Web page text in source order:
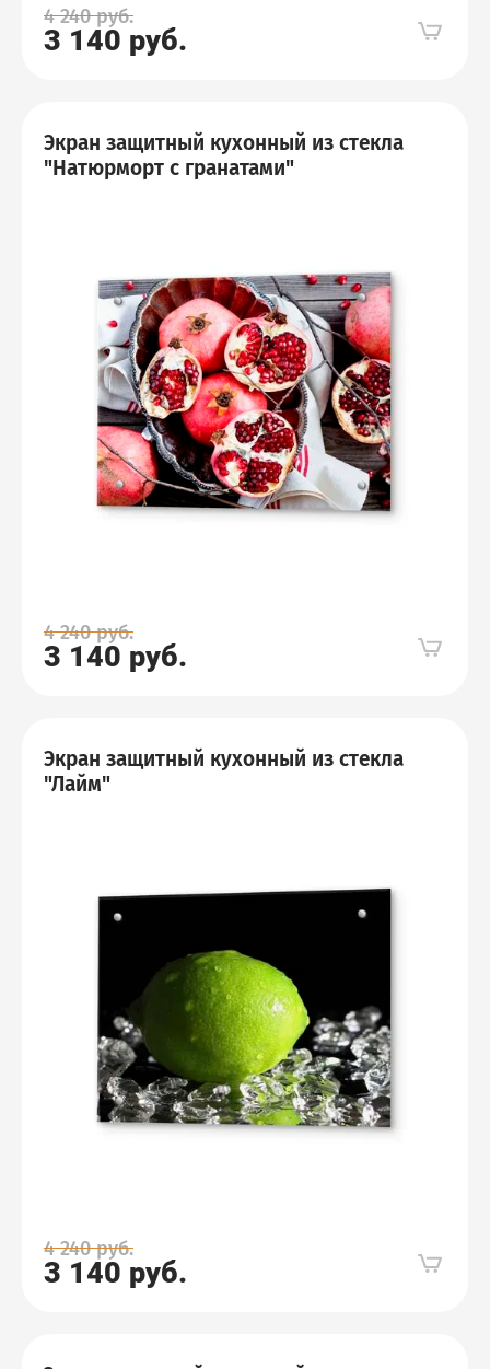
4 240руб.
3 140 руб.
Экран защитный кухонный из стекла
"Натюрморт с гранатами"
4 240руб.
3 140 руб.
Экран защитный кухонный из стекла
"Лайм"
4 240руб.
3 140 руб.